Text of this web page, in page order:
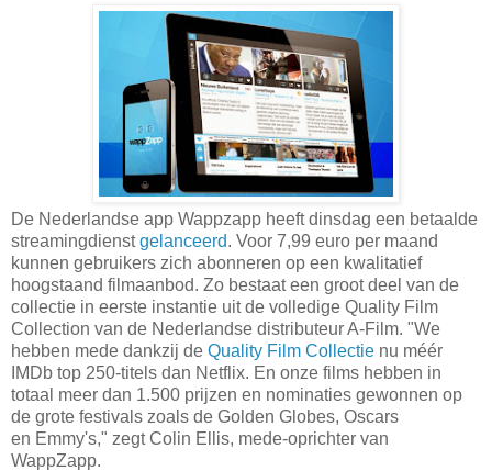
De Nederlandse app Wappzapp heeft dinsdag een betaalde
streamingdienstgelanceerd. Voor 7,99 euro per maand
kunnen gebruikers zich abonneren op een kwalitatief
hoogstaand filmaanbod. Zo bestaat een groot deel van de
collectie in eerste instantie uit de volledige Quality Film
Collection van de Nederlandse distributeur A-Film. "We
hebben mede dankzij de Quality Film Collectie nu méér
IMDb top 250-titels dan Netflix. En onze films hebben in
totaal meer dan 1.500 prijzen en nominaties gewonnen op
de grote festivals zoals de Golden Globes, Oscars
en Emmy's," zegt Colin Ellis, mede-oprichter van
WappZapp.